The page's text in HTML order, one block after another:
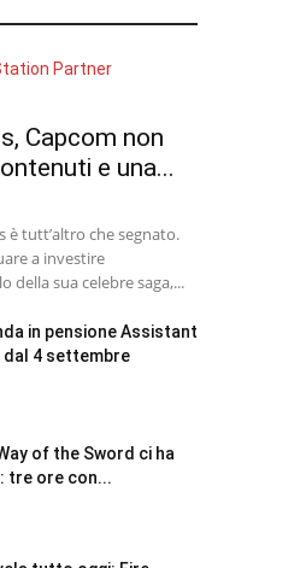
Capcom non
e una...
tutt’altro che segnato.
a investire
della sua celebre saga,...
in pensione Assistant
dal 4 settembre
of the Sword ci ha
tre ore con...